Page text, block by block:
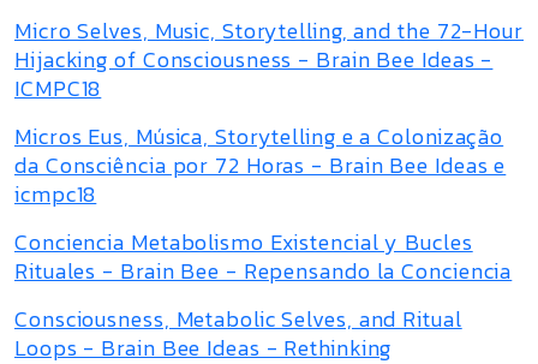
Micro Selves, Music, Storytelling, and the 72-Hour
Hijacking of Consciousness - Brain Bee Ideas -
ICMPC18
Micros Eus, Música, Storytelling e a Colonização
da Consciência por 72 Horas - Brain Bee Ideas e
icmpc18
Conciencia Metabolismo Existencial y Bucles
Rituales - Brain Bee - Repensando la Conciencia
Consciousness, Metabolic Selves, and Ritual
Loops - Brain Bee Ideas - Rethinking